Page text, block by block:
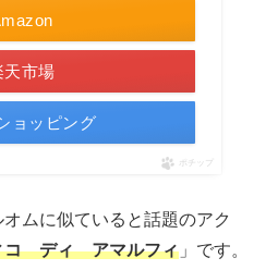
天市場
ョッピング
ポチップ
ムに似ていると話題のアク
コ ディ アマルフィ 」です。